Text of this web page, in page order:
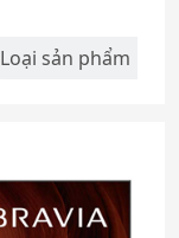
Loại sản phẩm